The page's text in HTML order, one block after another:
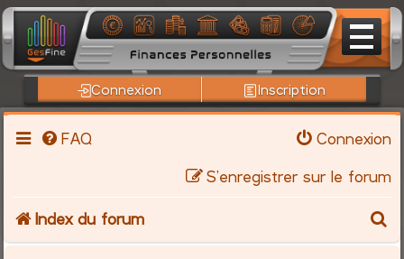
Connexion Inscription
FAQ
Connexion
S’enregistrer sur le forum
Index du forum